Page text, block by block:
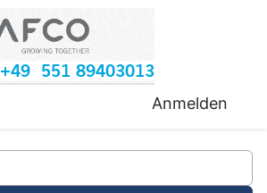
+49 551 89403013
Anmelden